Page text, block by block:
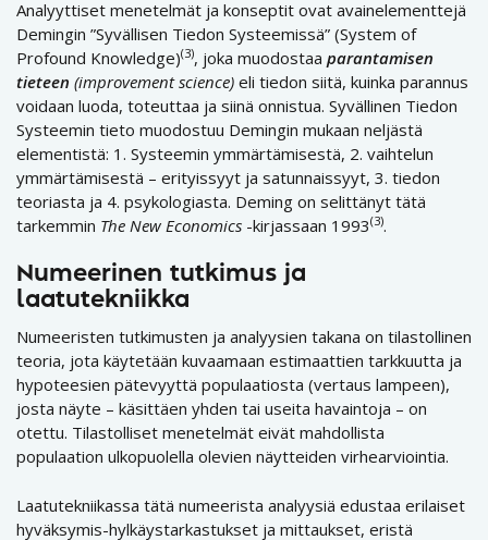
Analyyttiset menetelmät ja konseptit ovat avainelementtejä
Demingin ”Syvällisen Tiedon Systeemissä” (System of
Profound Knowledge)(3), joka muodostaa parantamisen
tieteen (improvement science) eli tiedon siitä, kuinka parannus
voidaan luoda, toteuttaa ja siinä onnistua. Syvällinen Tiedon
Systeemin tieto muodostuu Demingin mukaan neljästä
elementistä: 1. Systeemin ymmärtämisestä, 2. vaihtelun
ymmärtämisestä – erityissyyt ja satunnaissyyt, 3. tiedon
teoriasta ja 4. psykologiasta. Deming on selittänyt tätä
tarkemmin The New Economics -kirjassaan 1993(3).
Numeerinen tutkimus ja
laatutekniikka
Numeeristen tutkimusten ja analyysien takana on tilastollinen
teoria, jota käytetään kuvaamaan estimaattien tarkkuutta ja
hypoteesien pätevyyttä populaatiosta (vertaus lampeen),
josta näyte – käsittäen yhden tai useita havaintoja – on
otettu. Tilastolliset menetelmät eivät mahdollista
populaation ulkopuolella olevien näytteiden virhearviointia.
Laatutekniikassa tätä numeerista analyysiä edustaa erilaiset
hyväksymis-hylkäystarkastukset ja mittaukset, eristä